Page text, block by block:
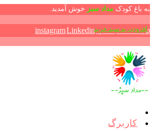
به باغ کودک مداد سبز خوش آمدید.
instagramLinkedinaparatWhatsApp
کاربرگ
افزودن به سبد خرید
افزودن به سبد خرید
افزودن به سبد خرید
افزودن به سبد خرید
افزودن به سبد خرید
افزودن به سبد خرید